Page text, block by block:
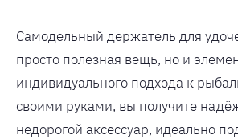
Самодельный держатель для
просто полезная вещь, но и
индивидуального подхода к
своими руками, вы получите
недорогой аксессуар, идеально